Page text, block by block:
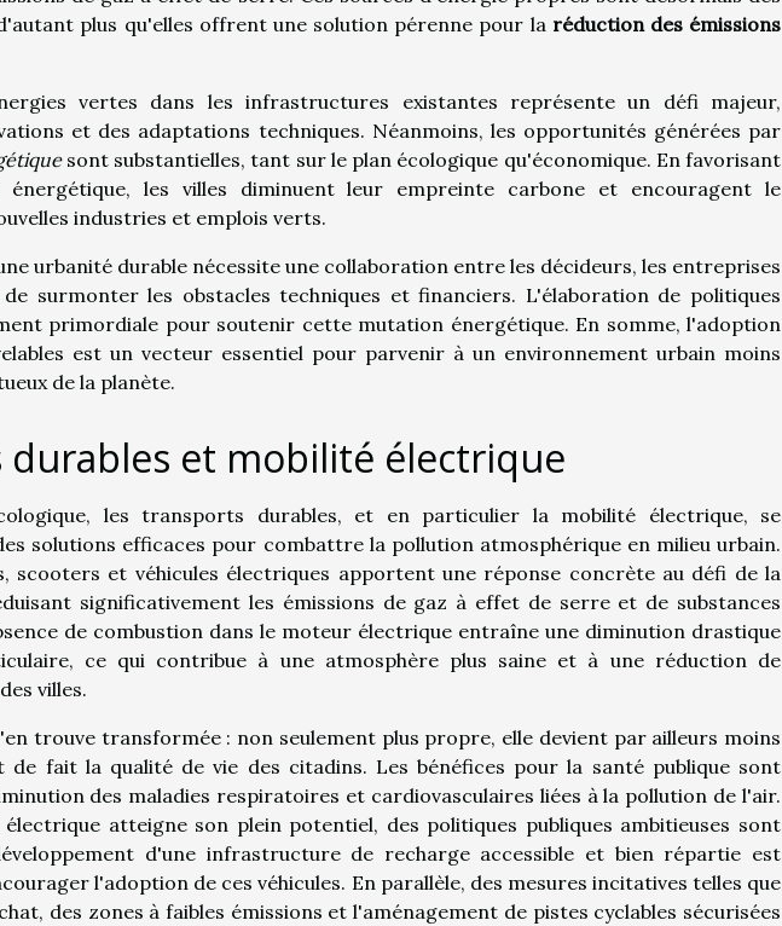
plus qu'elles offrent une solution pérenne pour la réduction des émissions
vertes dans les infrastructures existantes représente un défi majeur,
et des adaptations techniques. Néanmoins, les opportunités générées par
sont substantielles, tant sur le plan écologique qu'économique. En favorisant
énergétique, les villes diminuent leur empreinte carbone et encouragent le
industries et emplois verts.
urbanité durable nécessite une collaboration entre les décideurs, les entreprises
surmonter les obstacles techniques et financiers. L'élaboration de politiques
primordiale pour soutenir cette mutation énergétique. En somme, l'adoption
est un vecteur essentiel pour parvenir à un environnement urbain moins
de la planète.
durables et mobilité électrique
les transports durables, et en particulier la mobilité électrique, se
solutions efficaces pour combattre la pollution atmosphérique en milieu urbain.
scooters et véhicules électriques apportent une réponse concrète au défi de la
significativement les émissions de gaz à effet de serre et de substances
de combustion dans le moteur électrique entraîne une diminution drastique
ce qui contribue à une atmosphère plus saine et à une réduction de
villes.
trouve transformée : non seulement plus propre, elle devient par ailleurs moins
de fait la qualité de vie des citadins. Les bénéfices pour la santé publique sont
des maladies respiratoires et cardiovasculaires liées à la pollution de l'air.
atteigne son plein potentiel, des politiques publiques ambitieuses sont
d'une infrastructure de recharge accessible et bien répartie est
l'adoption de ces véhicules. En parallèle, des mesures incitatives telles que
des zones à faibles émissions et l'aménagement de pistes cyclables sécurisées